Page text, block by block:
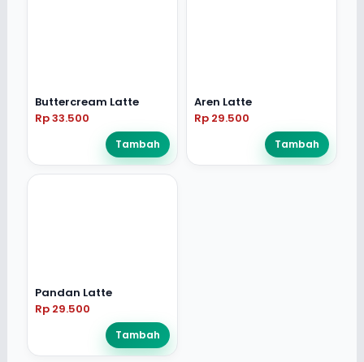
Buttercream Latte
Rp 33.500
Tambah
Aren Latte
Rp 29.500
Tambah
Pandan Latte
Rp 29.500
Tambah